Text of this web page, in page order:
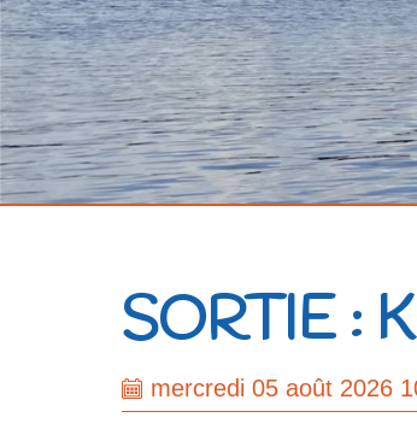
SORTIE :
mercredi 05 août 2026